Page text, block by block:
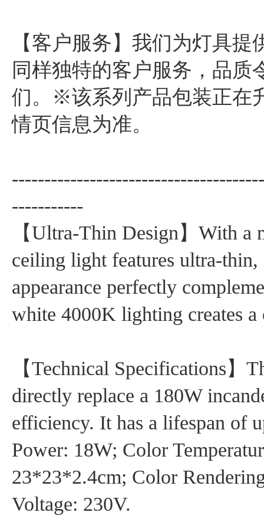
【客户服务】我们为灯具
同样独特的客户服务，品质
们。※该系列产品包装正在
情页信息为准。
-----------
【Ultra-Thin Design】With a
ceiling light features ultra-
appearance perfectly
white 4000K lighting creates a
【Technical Specifications】
directly replace a 180W
efficiency. It has a lifespan of
Power: 18W; Color
23*23*2.4cm; Color
Voltage: 230V.